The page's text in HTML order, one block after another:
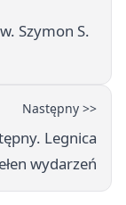
Szymon S.
Następny >>
Legnica
wydarzeń